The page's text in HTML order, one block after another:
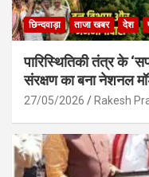
छिन्दवाड़ा ताजा खबर देश
पारिस्थितिकी तंत्र के
संरक्षण का बना नेशनल
27/05/2026 Rakesh